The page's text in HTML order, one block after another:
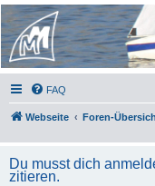
Micro Magic
Deutschland
FAQ
Webseite Foren-
Du musst dich
zitieren.